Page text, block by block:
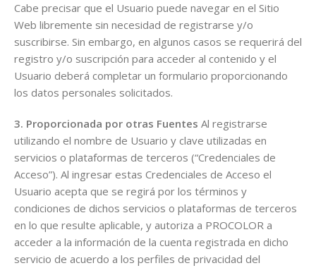
Cabe precisar que el Usuario puede navegar en el Sitio
Web libremente sin necesidad de registrarse y/o
suscribirse. Sin embargo, en algunos casos se requerirá del
registro y/o suscripción para acceder al contenido y el
Usuario deberá completar un formulario proporcionando
los datos personales solicitados.
3. Proporcionada por otras Fuentes Al registrarse
utilizando el nombre de Usuario y clave utilizadas en
servicios o plataformas de terceros (“Credenciales de
Acceso”). Al ingresar estas Credenciales de Acceso el
Usuario acepta que se regirá por los términos y
condiciones de dichos servicios o plataformas de terceros
en lo que resulte aplicable, y autoriza a PROCOLOR a
acceder a la información de la cuenta registrada en dicho
servicio de acuerdo a los perfiles de privacidad del